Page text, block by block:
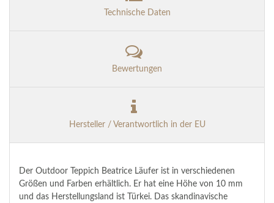
Technische Daten
Bewertungen
Hersteller / Verantwortlich in der EU
Der Outdoor Teppich Beatrice Läufer ist in verschiedenen
Größen und Farben erhältlich. Er hat eine Höhe von 10 mm
und das Herstellungsland ist Türkei. Das skandinavische